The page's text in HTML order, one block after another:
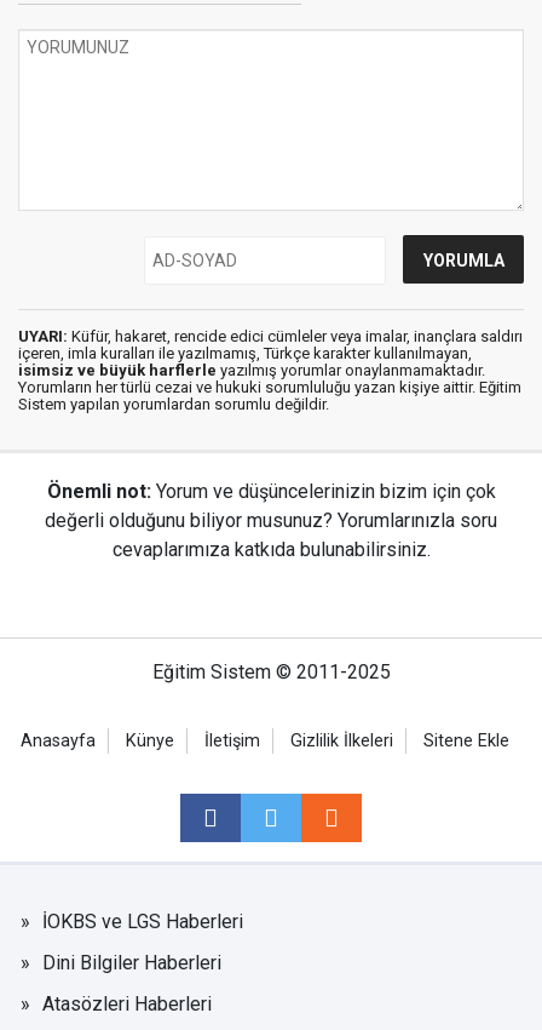
UYARI: Küfür, hakaret, rencide edici cümleler veya imalar, inançlara saldırı
içeren, imla kuralları ile yazılmamış, Türkçe karakter kullanılmayan,
isimsiz ve büyük harflerle yazılmış yorumlar onaylanmamaktadır.
Yorumların her türlü cezai ve hukuki sorumluluğu yazan kişiye aittir. Eğitim
Sistem yapılan yorumlardan sorumlu değildir.
Önemli not: Yorum ve düşüncelerinizin bizim için çok
değerli olduğunu biliyor musunuz? Yorumlarınızla soru
cevaplarımıza katkıda bulunabilirsiniz.
Eğitim Sistem © 2011-2025
Anasayfa Künye İletişim Gizlilik İlkeleri Sitene Ekle
İOKBS ve LGS Haberleri
Dini Bilgiler Haberleri
Atasözleri Haberleri